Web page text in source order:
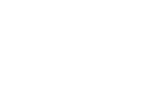
материалов и оборудования